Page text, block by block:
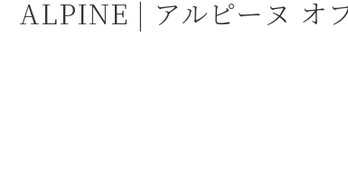
ALPINE | アルピーヌ オ